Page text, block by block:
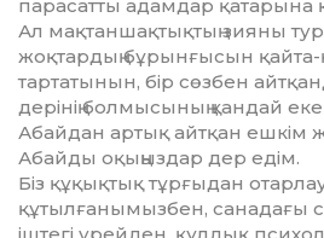
парасатты адамдар қатарына
Ал мақтан­шақтықтың зияны
жоқтардың бұрын­ғысын қайта-
тартатынын, бір сөзбен
де­рінің болмысының қан­дай
Абайдан ар­тық айтқан ешкім
Абайды оқыңыздар дер едім.
Біз құқықтық тұрғыдан
құтылғанымызбен, сана­дағы